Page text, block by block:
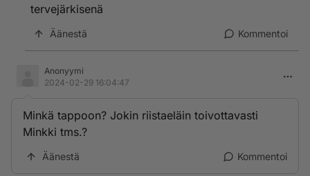
tervejärkisenä
Äänestä Kommentoi
Anonyymi
2024-02-29 16:04:47
Minkä tappoon? Jokin riistaeläin toivottavasti
Minkki tms.?
Äänestä Kommentoi